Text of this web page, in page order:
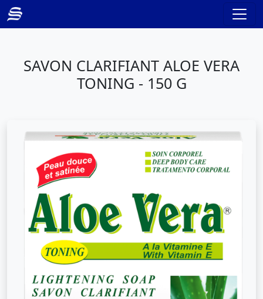
SAVON CLARIFIANT ALOE VERA
TONING - 150 G